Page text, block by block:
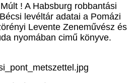
! A Habsburg robbantási
levéltár adatai a Pomázi
Levente Zeneművész és
nyomában cimű könyve.